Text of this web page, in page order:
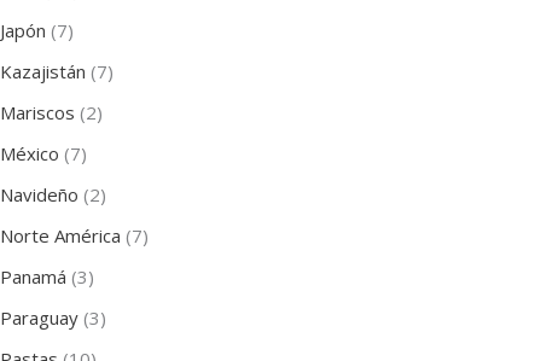
Japón (7)
Kazajistán (7)
Mariscos (2)
México (7)
Navideño (2)
Norte América (7)
Panamá (3)
Paraguay (3)